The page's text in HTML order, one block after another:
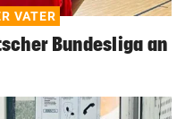
VATER
Bundesliga an